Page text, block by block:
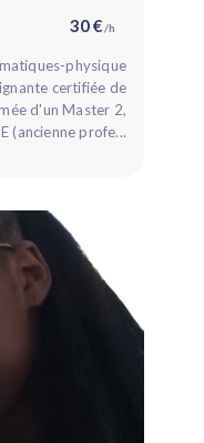
30 €/h
certifiée de
d'un Master 2,
(ancienne profe...